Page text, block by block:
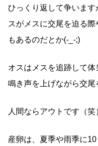
ひっくり返して争いま
スがメスに交尾を迫る
もあるのだとか(-_-;)
オスはメスを追跡して
鳴き声を上げながら交尾
人間ならアウトです（笑
産卵は、夏季や雨季に